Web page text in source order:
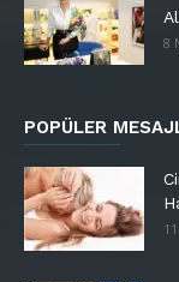
8
POPÜLER